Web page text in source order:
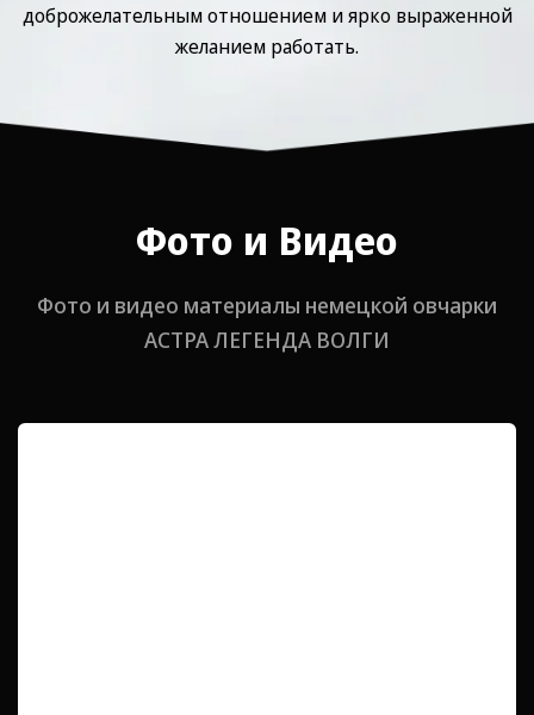
доброжелательным отношением и ярко выраженной
желанием работать.
Фото и Видео
Фото и видео материалы немецкой овчарки
АСТРА ЛЕГЕНДА ВОЛГИ